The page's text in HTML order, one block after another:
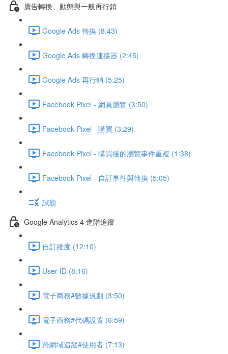
廣告轉換、動態與一般再行銷
Google Ads 轉換 (8:43)
Google Ads 轉換連接器 (2:45)
Google Ads 再行銷 (5:25)
Facebook Pixel - 網頁瀏覽 (3:50)
Facebook Pixel - 購買 (3:29)
Facebook Pixel - 購買後的瀏覽事件重複 (1:38)
Facebook Pixel - 自訂事件與轉換 (5:05)
試題
Google Analytics 4 進階追蹤
自訂維度 (12:10)
User ID (8:16)
電子商務#數據規劃 (3:50)
電子商務#代碼設置 (6:59)
跨網域追蹤#使用者 (7:13)